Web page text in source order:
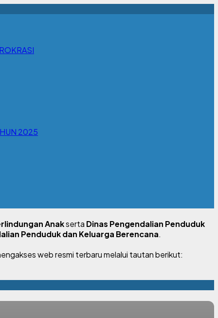
2025
Anakserta Dinas Pengendalian Penduduk
Penduduk dan Keluarga Berencana.
web resmi terbaru melalui tautan berikut: